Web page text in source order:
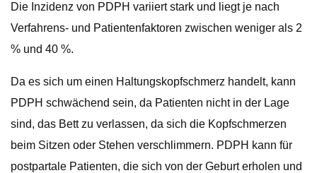
Die Inzidenz von PDPH variiert stark und liegt je nach
Verfahrens- und Patientenfaktoren zwischen weniger als 2
% und 40 %.
Da es sich um einen Haltungskopfschmerz handelt, kann
PDPH schwächend sein, da Patienten nicht in der Lage
sind, das Bett zu verlassen, da sich die Kopfschmerzen
beim Sitzen oder Stehen verschlimmern. PDPH kann für
postpartale Patienten, die sich von der Geburt erholen und